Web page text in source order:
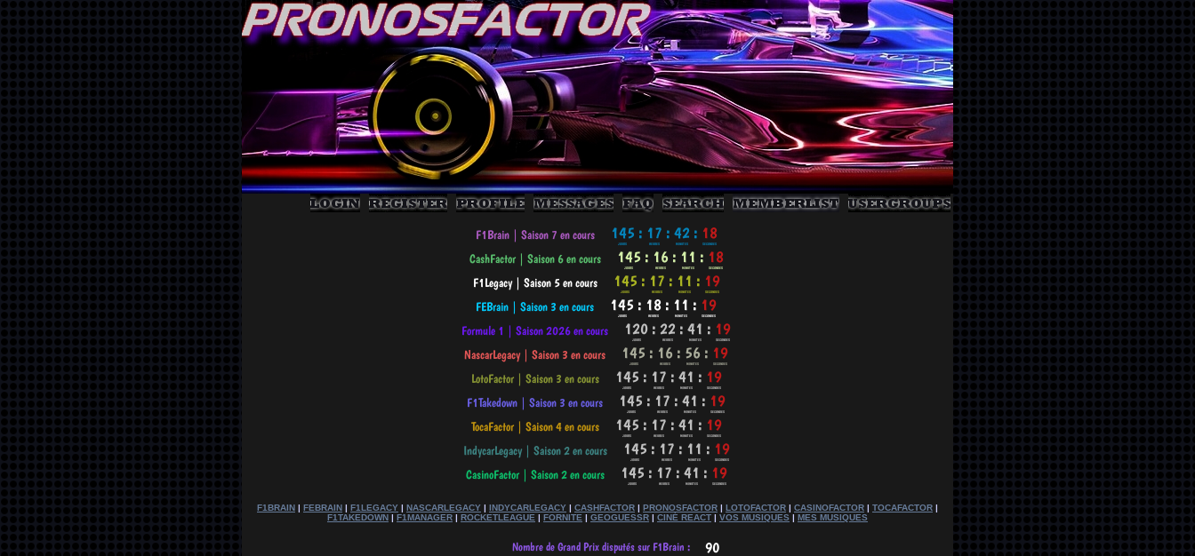
F1BRAIN | FEBRAIN | F1LEGACY | NASCARLEGACY | INDYCARLEGACY | CASHFACTOR | PRONOSFACTOR | LOTOFACTOR | CASINOFACTOR | TOCAFACTOR |
F1TAKEDOWN | F1MANAGER | ROCKETLEAGUE | FORNITE | GEOGUESSR | CINÉ REACT | VOS MUSIQUES | MES MUSIQUES